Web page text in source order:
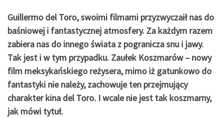
Guillermo del Toro, swoimi filmami przyzwyczaił nas do
baśniowej i fantastycznej atmosfery. Za każdym razem
zabiera nas do innego świata z pogranicza snu i jawy.
Tak jest i w tym przypadku. Zaułek Koszmarów – nowy
film meksykańskiego reżysera, mimo iż gatunkowo do
fantastyki nie należy, zachowuje ten przejmujący
charakter kina del Toro. I wcale nie jest tak koszmarny,
jak mówi tytuł.